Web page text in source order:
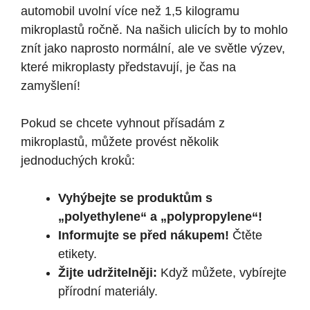
automobil uvolní více než 1,5 kilogramu
mikroplastů ročně. Na našich ulicích by to mohlo
znít jako naprosto normální, ale ve světle výzev,
které mikroplasty představují, je čas na
zamyšlení!
Pokud se chcete vyhnout přísadám z
mikroplastů, můžete provést několik
jednoduchých kroků:
Vyhýbejte se produktům s
„polyethylene“ a „polypropylene“!
Informujte se před nákupem! Čtěte
etikety.
Žijte udržitelněji: Když můžete, vybírejte
přírodní materiály.